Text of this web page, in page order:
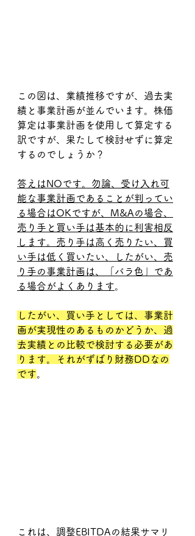
この図は、業績推移ですが、過去実
績と事業計画が並んでいます。株価
算定は事業計画を使用して算定する
訳ですが、果たして検討せずに算定
するのでしょうか？
答えはNOです。勿論、受け入れ可
能な事業計画であることが判ってい
る場合はOKですが、M&Aの場合、
売り手と買い手は基本的に利害相反
します。売り手は高く売りたい、買
い手は低く買いたい、したがい、売
り手の事業計画は、「バラ色」であ
る場合がよくあります。
したがい、買い手としては、事業計
画が実現性のあるものかどうか、過
去実績との比較で検討する必要があ
ります。それがずばり財務DDなの
です。
これは、調整EBITDAの結果サマリ